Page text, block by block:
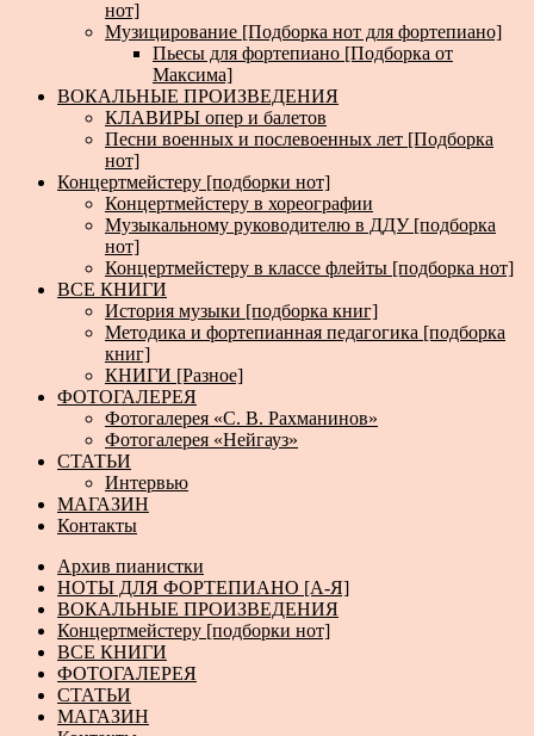
нот]
Музицирование [Подборка нот для фортепиано]
Пьесы для фортепиано [Подборка от
Максима]
ВОКАЛЬНЫЕ ПРОИЗВЕДЕНИЯ
КЛАВИРЫ опер и балетов
Песни военных и послевоенных лет [Подборка
нот]
Концертмейстеру [подборки нот]
Концертмейстеру в хореографии
Музыкальному руководителю в ДДУ [подборка
нот]
Концертмейстеру в классе флейты [подборка нот]
ВСЕ КНИГИ
История музыки [подборка книг]
Методика и фортепианная педагогика [подборка
книг]
КНИГИ [Разное]
ФОТОГАЛЕРЕЯ
Фотогалерея «С. В. Рахманинов»
Фотогалерея «Нейгауз»
СТАТЬИ
Интервью
МАГАЗИН
Контакты
Архив пианистки
НОТЫ ДЛЯ ФОРТЕПИАНО [А-Я]
ВОКАЛЬНЫЕ ПРОИЗВЕДЕНИЯ
Концертмейстеру [подборки нот]
ВСЕ КНИГИ
ФОТОГАЛЕРЕЯ
СТАТЬИ
МАГАЗИН